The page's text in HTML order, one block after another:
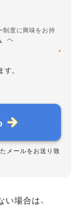
制度に興味をお持
へ
*
。
メールをお送り致
場合は、